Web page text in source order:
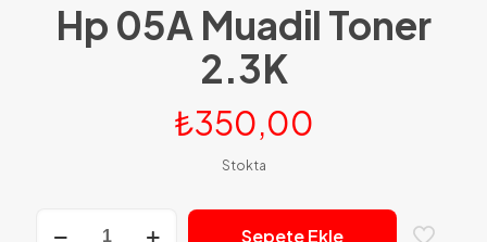
Hp 05A Muadil Toner
2.3K
₺350,00
Stokta
05A
Sepete Ekle